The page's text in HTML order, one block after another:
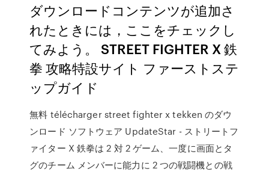
ダウンロードコンテンツが追加さ
れたときには，ここをチェックし
てみよう。 STREET FIGHTER X 鉄
拳 攻略特設サイト ファーストステ
ップガイド
無料 télécharger street fighter x tekken のダウ
ンロード ソフトウェア UpdateStar - ストリートフ
ァイター X 鉄拳は 2 対 2 ゲーム、一度に画面とタ
グのチーム メンバーに能力に 2 つの戦闘機との戦